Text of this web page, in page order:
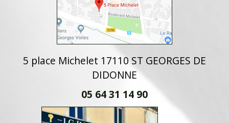
5 place Michelet 17110 ST GEORGES DE
DIDONNE
05 64 31 14 90